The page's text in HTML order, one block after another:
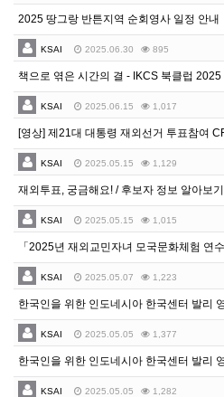
2025 땅그랑 반튼지역 순회영사 일정 안내
KSAI 2025.06.30 895
KSAI 2025.06.15 1,017
KSAI 2025.05.15 1,129
재외투표, 궁금해요! / 후보자 정보 알아보기
KSAI 2025.05.15 1,015
KSAI 2025.05.07 1,223
KSAI 2025.05.05 1,377
KSAI 2025.05.05 1,282